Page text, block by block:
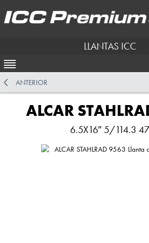
LLANTAS ICC
ACTIVAR NAVEGACIÓN
ANTERIOR
ALCAR
6.5X16″ 5/114.3 47